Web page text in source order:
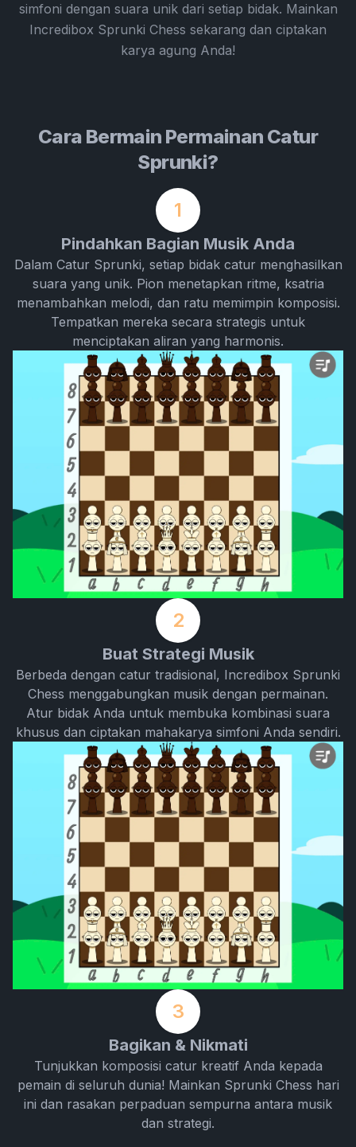
simfoni dengan suara unik dari setiap bidak. Mainkan
Incredibox Sprunki Chess sekarang dan ciptakan
karya agung Anda!
Cara Bermain Permainan Catur
Sprunki?
1
Pindahkan Bagian Musik Anda
Dalam Catur Sprunki, setiap bidak catur menghasilkan
suara yang unik. Pion menetapkan ritme, ksatria
menambahkan melodi, dan ratu memimpin komposisi.
Tempatkan mereka secara strategis untuk
menciptakan aliran yang harmonis.
2
Buat Strategi Musik
Berbeda dengan catur tradisional, Incredibox Sprunki
Chess menggabungkan musik dengan permainan.
Atur bidak Anda untuk membuka kombinasi suara
khusus dan ciptakan mahakarya simfoni Anda sendiri.
3
Bagikan & Nikmati
Tunjukkan komposisi catur kreatif Anda kepada
pemain di seluruh dunia! Mainkan Sprunki Chess hari
ini dan rasakan perpaduan sempurna antara musik
dan strategi.